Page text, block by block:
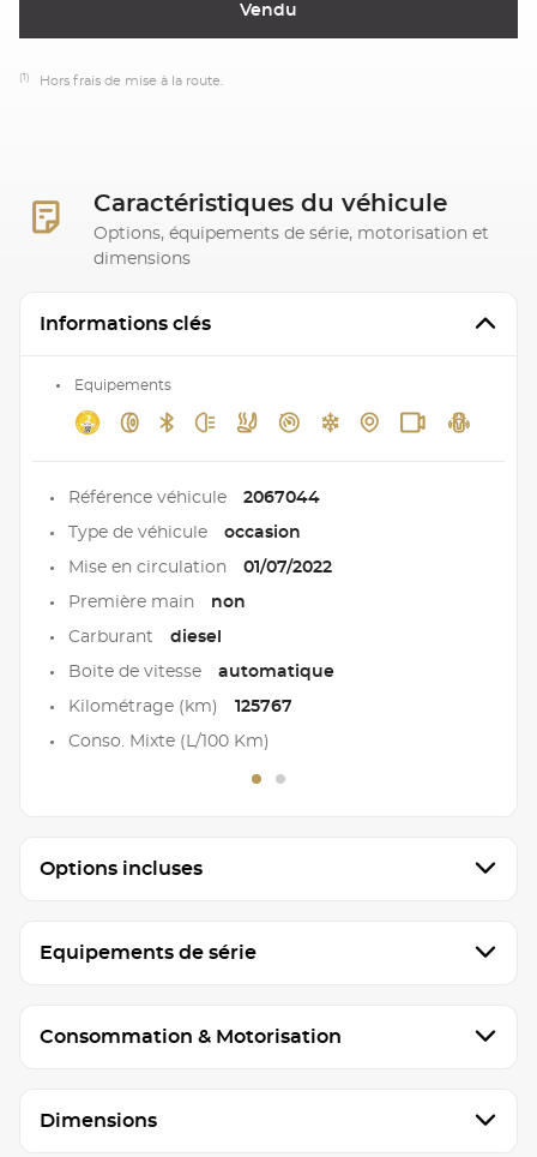
Vendu
(1) Hors frais de mise à la route.
Caractéristiques du véhicule
Options, équipements de série, motorisation et
dimensions
Informations clés
Equipements
Référence véhicule 2067044
Type de véhicule occasion
Mise en circulation 01/07/2022
Première main non
Carburant diesel
Boite de vitesse automatique
Kilométrage (km) 125767
Conso. Mixte (L/100 Km)
Options incluses
Equipements de série
Consommation & Motorisation
Dimensions